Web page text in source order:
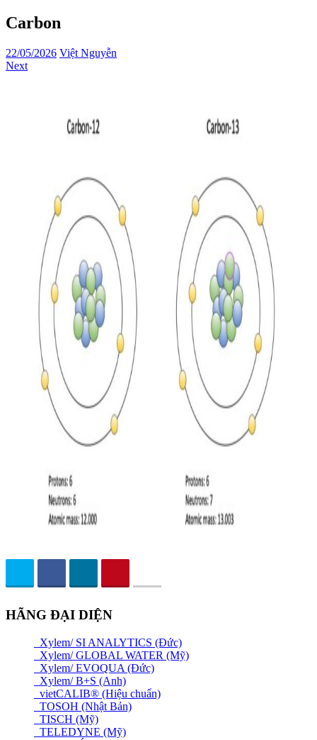
Carbon
22/05/2026 Việt Nguyễn
Next
HÃNG ĐẠI DIỆN
Xylem/ SI ANALYTICS (Đức)
Xylem/ GLOBAL WATER (Mỹ)
Xylem/ EVOQUA (Đức)
Xylem/ B+S (Anh)
vietCALIB® (Hiệu chuẩn)
TOSOH (Nhật Bản)
TISCH (Mỹ)
TELEDYNE (Mỹ)